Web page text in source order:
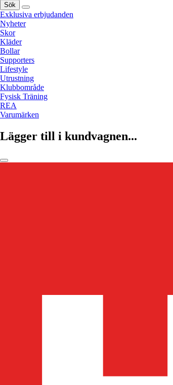
Sök
Exklusiva erbjudanden
Nyheter
Skor
Kläder
Bollar
Supporters
Lifestyle
Utrustning
Klubbområde
Fysisk Träning
REA
Varumärken
Lägger till i kundvagnen...